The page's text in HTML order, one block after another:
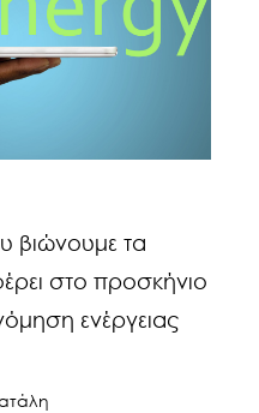
βιώνουμε τα
στο προσκήνιο
ενέργειας